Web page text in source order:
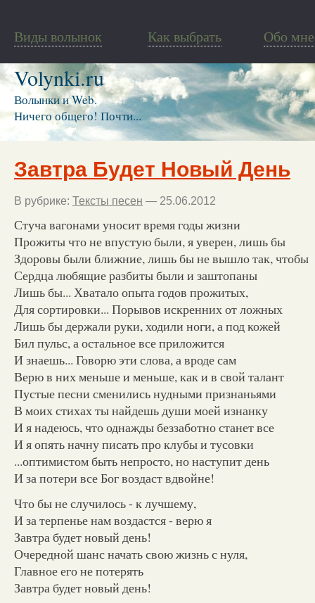
Виды волынок Как выбрать Обо мне
Volynki.ru
Волынки и Web.
Ничего общего! Почти...
Завтра Будет Новый День
В рубрике: Тексты песен — 25.06.2012
Стуча вагонами уносит время годы жизни
Прожиты что не впустую были, я уверен, лишь бы
Здоровы были ближние, лишь бы не вышло так, чтобы
Сердца любящие разбиты были и заштопаны
Лишь бы... Хватало опыта годов прожитых,
Для сортировки... Порывов искренних от ложных
Лишь бы держали руки, ходили ноги, а под кожей
Бил пульс, а остальное все приложится
И знаешь... Говорю эти слова, а вроде сам
Верю в них меньше и меньше, как и в свой талант
Пустые песни сменились нудными признаньями
В моих стихах ты найдешь души моей изнанку
И я надеюсь, что однажды беззаботно станет все
И я опять начну писать про клубы и тусовки
...оптимистом быть непросто, но наступит день
И за потери все Бог воздаст вдвойне!
Что бы не случилось - к лучшему,
И за терпенье нам воздастся - верю я
Завтра будет новый день!
Очередной шанс начать свою жизнь с нуля,
Главное его не потерять
Завтра будет новый день!